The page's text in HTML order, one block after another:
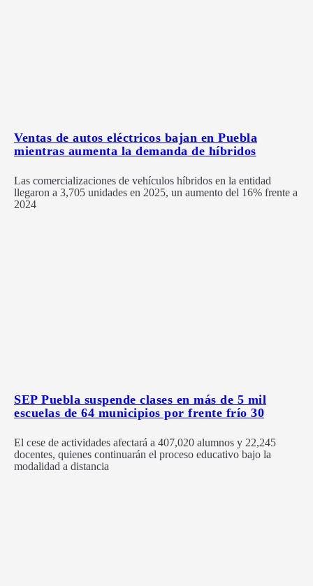
Ventas de autos eléctricos bajan en Puebla
mientras aumenta la demanda de híbridos
Las comercializaciones de vehículos híbridos en la entidad
llegaron a 3,705 unidades en 2025, un aumento del 16% frente a
2024
SEP Puebla suspende clases en más de 5 mil
escuelas de 64 municipios por frente frío 30
El cese de actividades afectará a 407,020 alumnos y 22,245
docentes, quienes continuarán el proceso educativo bajo la
modalidad a distancia